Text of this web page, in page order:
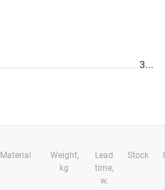
3...
Material
Weight,
kg
Lead
time,
w.
Stock